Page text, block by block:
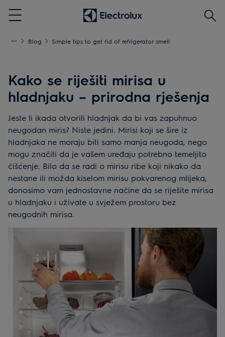
Menu
Traži
Blog Simple tips to get rid of refrigerator smell
Kako se riješiti mirisa u
hladnjaku – prirodna rješenja
Jeste li ikada otvorili hladnjak da bi vas zapuhnuo
neugodan miris? Niste jedini. Mirisi koji se šire iz
hladnjaka ne moraju biti samo manja neugoda, nego
mogu značiti da je vašem uređaju potrebno temeljito
čišćenje. Bilo da se radi o mirisu ribe koji nikako da
nestane ili možda kiselom mirisu pokvarenog mlijeka,
donosimo vam jednostavne načine da se riješite mirisa
u hladnjaku i uživate u svježem prostoru bez
neugodnih mirisa.